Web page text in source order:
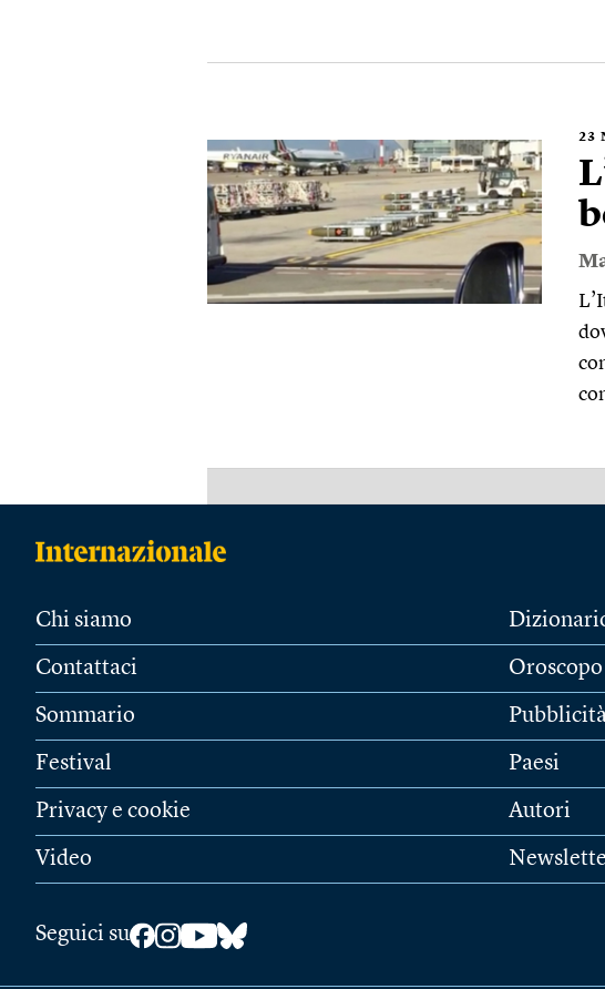
23
Chi siamo
Contattaci
Sommario
Festival
Privacy e cookie
Video
Oroscopo
Paesi
Autori
Seguici su